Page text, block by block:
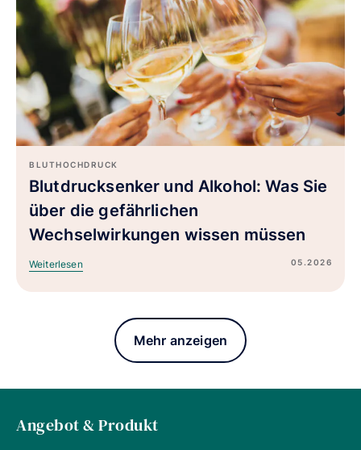
BLUTHOCHDRUCK
Blutdrucksenker und Alkohol: Was Sie
über die gefährlichen
Wechselwirkungen wissen müssen
Weiterlesen 05.2026
Mehr anzeigen
Angebot & Produkt